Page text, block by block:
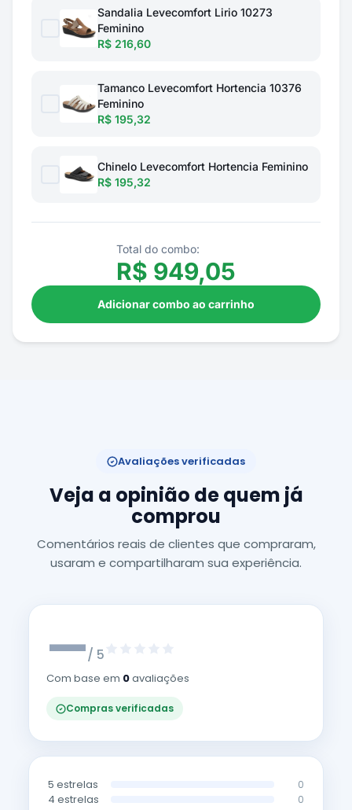
Sandalia Levecomfort Lirio 10273
Feminino
R$ 216,60
Tamanco Levecomfort Hortencia 10376
Feminino
R$ 195,32
Chinelo Levecomfort Hortencia Feminino
R$ 195,32
Total do combo:
R$ 949,05
Adicionar combo ao carrinho
Avaliações verificadas
Veja a opinião de quem já
comprou
Comentários reais de clientes que compraram,
usaram e compartilharam sua experiência.
—/ 5
Com base em 0avaliações
Compras verificadas
5 estrelas 0
4 estrelas 0